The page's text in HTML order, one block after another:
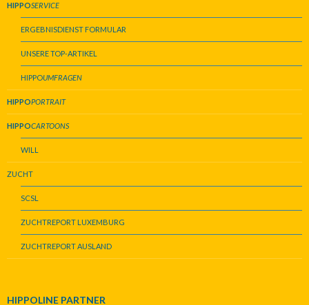
HIPPOSERVICE
ERGEBNISDIENST FORMULAR
UNSERE TOP-ARTIKEL
HIPPOUMFRAGEN
HIPPOPORTRAIT
HIPPOCARTOONS
WILL
ZUCHT
SCSL
ZUCHTREPORT LUXEMBURG
ZUCHTREPORT AUSLAND
HIPPOLINE PARTNER